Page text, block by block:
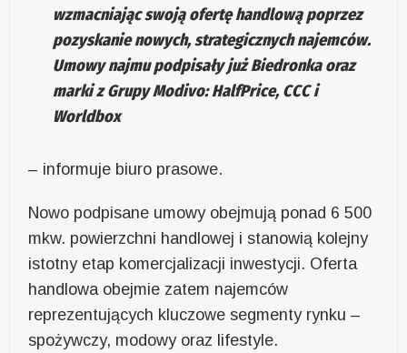
wzmacniając swoją ofertę handlową poprzez
pozyskanie nowych, strategicznych najemców.
Umowy najmu podpisały już Biedronka oraz
marki z Grupy Modivo: HalfPrice, CCC i
Worldbox
– informuje biuro prasowe.
Nowo podpisane umowy obejmują ponad 6 500
mkw. powierzchni handlowej i stanowią kolejny
istotny etap komercjalizacji inwestycji. Oferta
handlowa obejmie zatem najemców
reprezentujących kluczowe segmenty rynku –
spożywczy, modowy oraz lifestyle.